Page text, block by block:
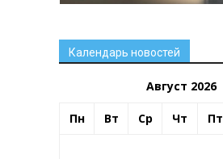
Календарь новостей
Август 2026
Пн Вт Ср Чт Пт